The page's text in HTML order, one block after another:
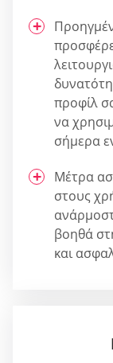
προφίλ
να
σήμερα
Μέτρα
στους
βοηθά
και